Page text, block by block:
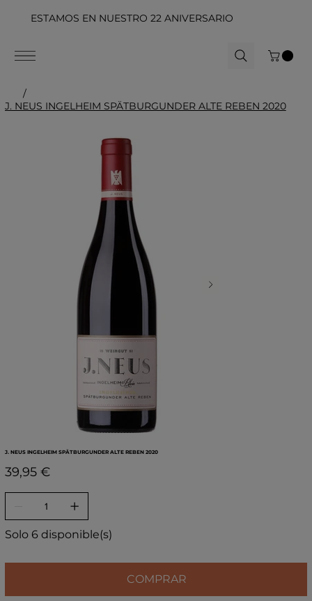
ESTAMOS EN NUESTRO 22 ANIVERSARIO
/
J. NEUS INGELHEIM SPÄTBURGUNDER ALTE REBEN 2020
J. NEUS INGELHEIM SPÄTBURGUNDER ALTE REBEN 2020
Precio
39,95 €
Solo 6 disponible(s)
COMPRAR